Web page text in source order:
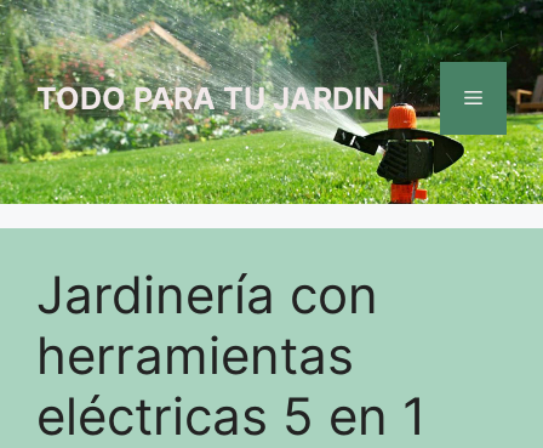
Saltar
al
contenido
TODO PARA TU JARDIN Menú
Jardinería con
herramientas
eléctricas 5 en 1